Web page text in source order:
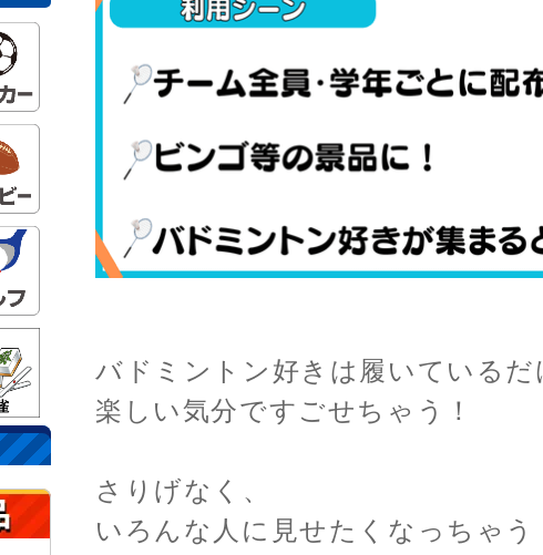
バドミントン好きは履いているだ
楽しい気分ですごせちゃう！
さりげなく、
いろんな人に見せたくなっちゃう